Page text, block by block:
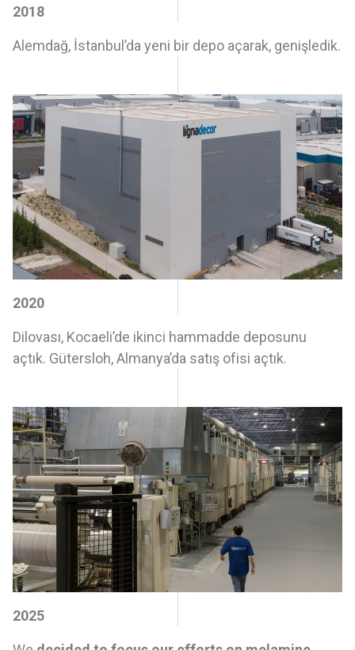
2018
Alemdağ, İstanbul’da yeni bir depo açarak, genişledik.
2020
Dilovası, Kocaeli’de ikinci hammadde deposunu
açtık. Gütersloh, Almanya’da satış ofisi açtık.
2025